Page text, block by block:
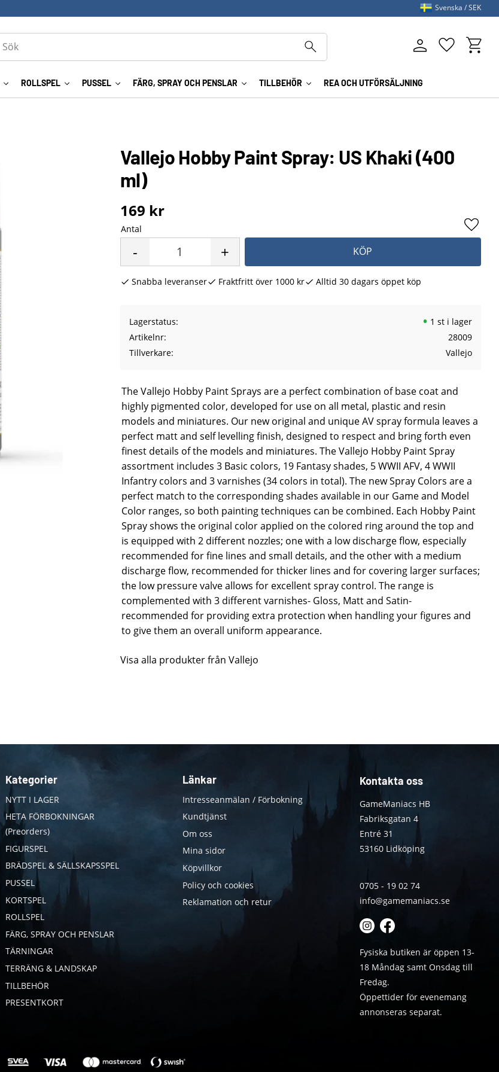
ROLLSPEL PUSSEL FÄRG, SPRAY OCH PENSLAR TILLBEHÖR REA OCH UTFÖRSÄLJNING
Favoriter
Svenska SEK
Vallejo Hobby Paint Spray: US Khaki (400
ml)
169 kr
Antal
+
- KÖP
Lägg
Snabba leveranser Fraktfritt över 1000 kr Alltid 30 dagars öppet köp
Lagerstatus
1 st i lager
Artikelnr
28009
Tillverkare
Vallejo
The Vallejo Hobby Paint Sprays are a perfect combination of base coat and
highly pigmented color, developed for use on all metal, plastic and resin
models and miniatures. Our new original and unique AV spray formula leaves a
perfect matt and self levelling finish, designed to respect and bring forth even
finest details of the models and miniatures. The Vallejo Hobby Paint Spray
assortment includes 3 Basic colors, 19 Fantasy shades, 5 WWII AFV, 4 WWII
Infantry colors and 3 varnishes (34 colors in total). The new Spray Colors are a
perfect match to the corresponding shades available in our Game and Model
Color ranges, so both painting techniques can be combined. Each Hobby Paint
Spray shows the original color applied on the colored ring around the top and
is equipped with 2 different nozzles; one with a low discharge flow, especially
recommended for fine lines and small details, and the other with a medium
discharge flow, recommended for thicker lines and for covering larger surfaces;
the low pressure valve allows for excellent spray control. The range is
complemented with 3 different varnishes- Gloss, Matt and Satin-
recommended for providing extra protection when handling your figures and
to give them an overall uniform appearance.
Visa alla produkter från Vallejo
Kategorier
NYTT I LAGER
HETA FÖRBOKNINGAR
(Preorders)
FIGURSPEL
BRÄDSPEL & SÄLLSKAPSSPEL
PUSSEL
KORTSPEL
ROLLSPEL
FÄRG, SPRAY OCH PENSLAR
TÄRNINGAR
TERRÄNG & LANDSKAP
TILLBEHÖR
PRESENTKORT
Länkar
Intresseanmälan / Förbokning
Kundtjänst
Om oss
Mina sidor
Köpvillkor
Policy och cookies
Reklamation och retur
Kontakta oss
GameManiacs HB
Fabriksgatan 4
Entré 31
53160 Lidköping
0705 - 19 02 74
info@gamemaniacs.se
Fysiska butiken är öppen 13-
18 Måndag samt Onsdag till
Fredag.
Öppettider för evenemang
annonseras separat.